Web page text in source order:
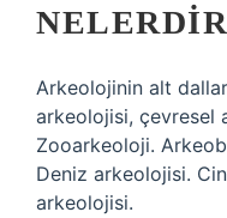
Arkeolojinin alt
arkeolojisi, çevresel
Zooarkeoloji.
Deniz arkeolojisi.
arkeolojisi.